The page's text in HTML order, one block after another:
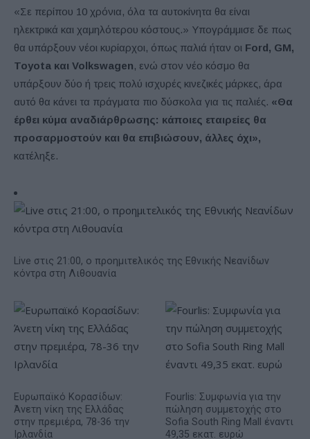
«Σε περίπου 10 χρόνια, όλα τα αυτοκίνητα θα είναι
ηλεκτρικά και χαμηλότερου κόστους.» Υπογράμμισε δε πως
θα υπάρξουν νέοι κυρίαρχοι, όπως παλιά ήταν οι Ford, GM,
Toyota και Volkswagen, ενώ στον νέο κόσμο θα
υπάρξουν δύο ή τρεις πολύ ισχυρές κινεζικές μάρκες, άρα
αυτό θα κάνει τα πράγματα πιο δύσκολα για τις παλιές. «Θα
έρθει κύμα αναδιάρθρωσης: κάποιες εταιρείες θα
προσαρμοστούν και θα επιβιώσουν, άλλες όχι»,
κατέληξε.
Live στις 21:00, ο προημιτελικός της Εθνικής Νεανίδων
κόντρα στη Λιθουανία
Ευρωπαϊκό Κορασίδων:
Άνετη νίκη της Ελλάδας
στην πρεμιέρα, 78-36 την
Ιρλανδία
Fourlis: Συμφωνία για την
πώληση συμμετοχής στο
Sofia South Ring Mall έναντι
49,35 εκατ. ευρώ